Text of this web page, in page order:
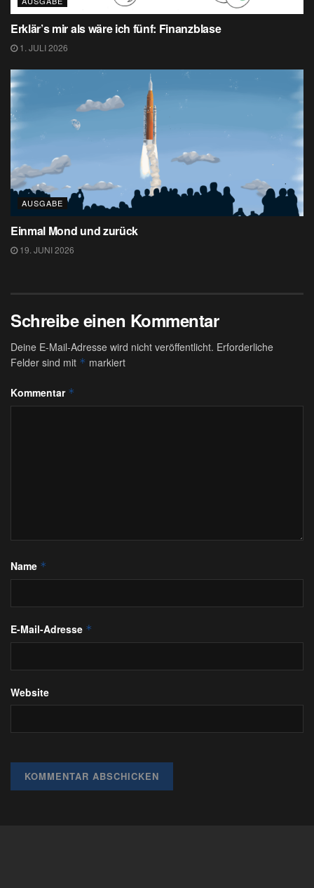
Erklär’s mir als wäre ich fünf: Finanzblase
1. JULI 2026
AUSGABE
Einmal Mond und zurück
19. JUNI 2026
Schreibe einen Kommentar
Deine E-Mail-Adresse wird nicht veröffentlicht. Erforderliche
Felder sind mit * markiert
Kommentar *
Name *
E-Mail-Adresse *
Website